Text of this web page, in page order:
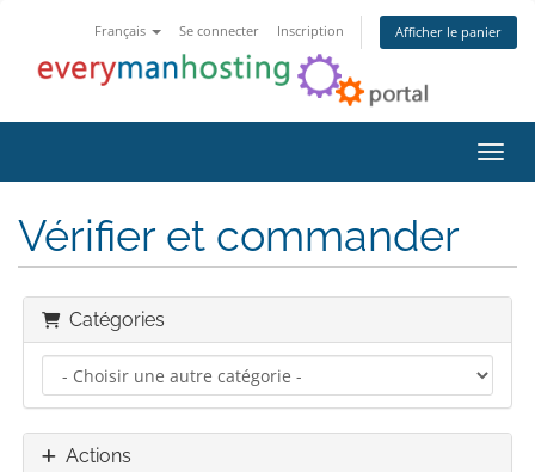
Français Se connecter Inscription Afficher le panier
Vérifier et commander
Catégories
Actions